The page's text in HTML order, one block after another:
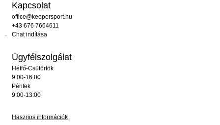
Kapcsolat
office@keepersport.hu
+43 676 7664611
Chat indítása
Ügyfélszolgálat
Hétfő-Csütörtök
9:00-16:00
Péntek
9:00-13:00
Hasznos információk